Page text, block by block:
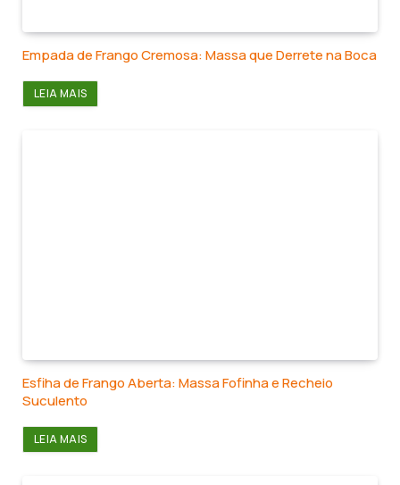
Empada de Frango Cremosa: Massa que Derrete na Boca
LEIA MAIS
Esfiha de Frango Aberta: Massa Fofinha e Recheio
Suculento
LEIA MAIS